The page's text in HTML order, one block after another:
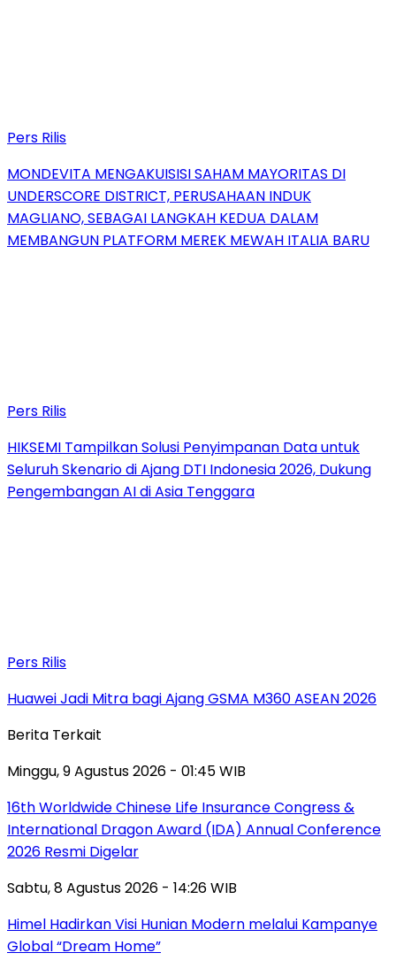
Pers Rilis
MONDEVITA MENGAKUISISI SAHAM MAYORITAS DI
UNDERSCORE DISTRICT, PERUSAHAAN INDUK
MAGLIANO, SEBAGAI LANGKAH KEDUA DALAM
MEMBANGUN PLATFORM MEREK MEWAH ITALIA BARU
Pers Rilis
HIKSEMI Tampilkan Solusi Penyimpanan Data untuk
Seluruh Skenario di Ajang DTI Indonesia 2026, Dukung
Pengembangan AI di Asia Tenggara
Pers Rilis
Huawei Jadi Mitra bagi Ajang GSMA M360 ASEAN 2026
Berita Terkait
Minggu, 9 Agustus 2026 - 01:45 WIB
16th Worldwide Chinese Life Insurance Congress &
International Dragon Award (IDA) Annual Conference
2026 Resmi Digelar
Sabtu, 8 Agustus 2026 - 14:26 WIB
Himel Hadirkan Visi Hunian Modern melalui Kampanye
Global “Dream Home”